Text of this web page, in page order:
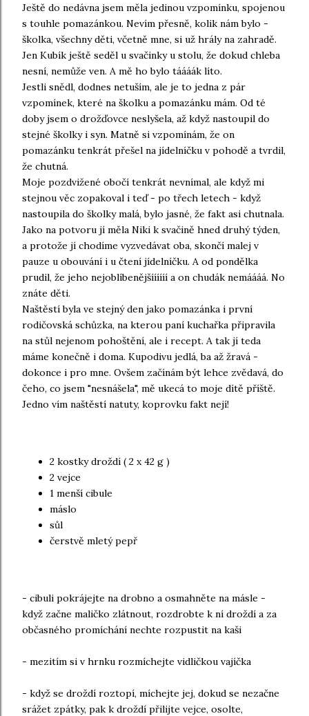
Ještě do nedávna jsem měla jedinou vzpomínku, spojenou
s touhle pomazánkou. Nevím přesně, kolik nám bylo -
školka, všechny děti, včetně mne, si už hrály na zahradě.
Jen Kubík ještě seděl u svačinky u stolu, že dokud chleba
nesní, nemůže ven. A mě ho bylo táááák líto.
Jestli snědl, dodnes netuším, ale je to jedna z pár
vzpomínek, které na školku a pomazánku mám. Od té
doby jsem o drožďovce neslyšela, až když nastoupil do
stejné školky i syn. Matně si vzpomínám, že on
pomazánku tenkrát přešel na jídelníčku v pohodě a tvrdil,
že chutná.
Moje pozdvižené obočí tenkrát nevnímal, ale když mi
stejnou věc zopakoval i teď - po třech letech - když
nastoupila do školky malá, bylo jasné, že fakt asi chutnala.
Jako na potvoru jí měla Niki k svačině hned druhý týden,
a protože jí chodíme vyzvedávat oba, skončí malej v
pauze u obouvání i u čtení jídelníčku. A od pondělka
prudil, že jeho nejoblíbenějšíííííí a on chudák nemáááá. No
znáte děti.
Naštěstí byla ve stejný den jako pomazánka i první
rodičovská schůzka, na kterou paní kuchařka připravila
na stůl nejenom pohoštění, ale i recept. A tak jí teda
máme konečně i doma. Kupodivu jedlá, ba až žravá -
dokonce i pro mne. Ovšem začínám být lehce zvědavá, do
čeho, co jsem "nesnášela", mě ukecá to moje dítě příště.
Jedno vím naštěstí natuty, koprovku fakt nejí!
2 kostky droždí ( 2 x 42 g )
2 vejce
1 menší cibule
máslo
sůl
čerstvě mletý pepř
- cibuli pokrájejte na drobno a osmahněte na másle -
když začne maličko zlátnout, rozdrobte k ní droždí a za
občasného promíchání nechte rozpustit na kaši
- mezitím si v hrnku rozmíchejte vidličkou vajíčka
- když se droždí roztopí, míchejte jej, dokud se nezačne
srážet zpátky, pak k droždí přilijte vejce, osolte,